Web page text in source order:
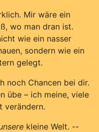
Mir wäre ein
wo man dran ist.
wie ein nasser
sondern wie ein
gelegt.
noch Chancen bei dir.
übe – ich meine, viele
verändern.
kleine Welt. --